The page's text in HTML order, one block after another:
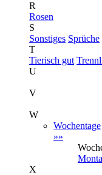
R
Rosen
S
Sonstiges Sprüche
T
Tierisch gut
U
V
W
Wochentage
»»
X